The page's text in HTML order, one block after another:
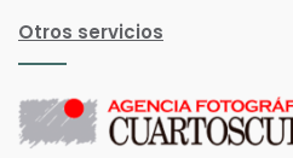
Otros servicios